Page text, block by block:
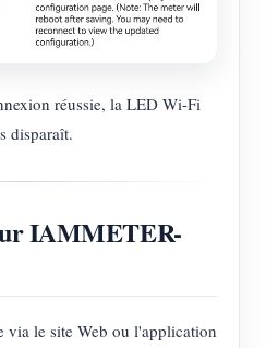
réussie, la LED Wi-Fi
disparaît.
IAMMETER-
via le site Web ou l'application